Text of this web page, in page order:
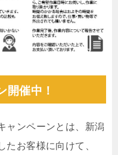
開催中！
ャンペーンとは、新潟
たお客様に向けて、